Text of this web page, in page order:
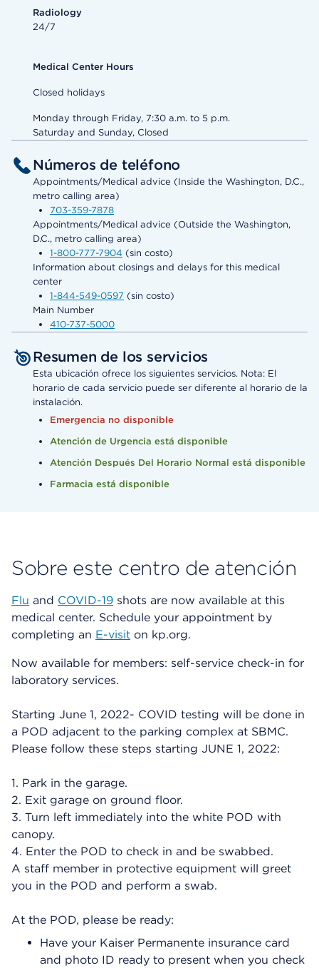
Radiology
24/7
Medical Center Hours
Closed holidays
Monday through Friday, 7:30 a.m. to 5 p.m.
Saturday and Sunday, Closed
Números de teléfono
Appointments/Medical advice (Inside the Washington, D.C.,
metro calling area)
703-359-7878
Appointments/Medical advice (Outside the Washington,
D.C., metro calling area)
1-800-777-7904 (sin costo)
Information about closings and delays for this medical
center
1-844-549-0597 (sin costo)
Main Number
410-737-5000
Resumen de los servicios
Esta ubicación ofrece los siguientes servicios. Nota: El
horario de cada servicio puede ser diferente al horario de la
instalación.
Emergencia no disponible
Atención de Urgencia está disponible
Atención Después Del Horario Normal está disponible
Farmacia está disponible
Sobre este centro de atención
Flu and COVID-19 shots are now available at this
medical center. Schedule your appointment by
completing an E-visit on kp.org.
Now available for members: self-service check-in for
laboratory services.
Starting June 1, 2022- COVID testing will be done in
a POD adjacent to the parking complex at SBMC.
Please follow these steps starting JUNE 1, 2022:
1. Park in the garage.
2. Exit garage on ground floor.
3. Turn left immediately into the white POD with
canopy.
4. Enter the POD to check in and be swabbed.
A staff member in protective equipment will greet
you in the POD and perform a swab.
At the POD, please be ready:
Have your Kaiser Permanente insurance card
and photo ID ready to present when you check